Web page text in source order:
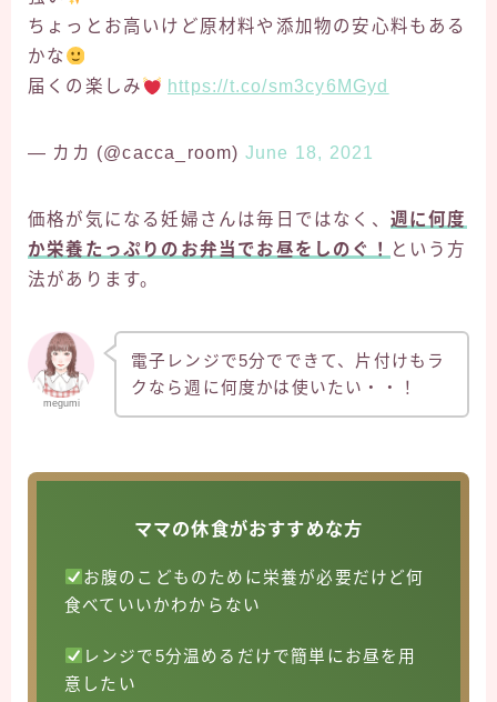
ちょっとお高いけど原材料や添加物の安心料もある
かな
届くの楽しみ
https://t.co/sm3cy6MGyd
— カカ (@cacca_room) June 18, 2021
価格が気になる妊婦さんは毎日ではなく、 週に何度
か栄養たっぷりのお弁当でお昼をしのぐ！
という方
法があります。
megumi
電子レンジで5分でできて、片付けもラ
クなら週に何度かは使いたい・・！
ママの休食がおすすめな方
お腹のこどものために栄養が必要だけど何
食べていいかわからない
レンジで5分温めるだけで簡単にお昼を用
意したい